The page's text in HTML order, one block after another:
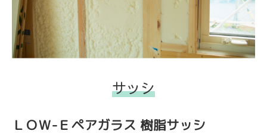
サッシ
ＬＯＷ-Ｅペアガラス 樹脂サッシ